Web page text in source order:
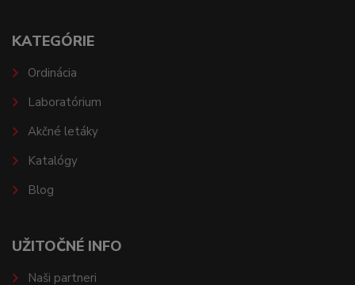
KATEGÓRIE
Ordinácia
Laboratórium
Akčné letáky
Katalógy
Blog
UŽITOČNÉ INFO
Naši partneri